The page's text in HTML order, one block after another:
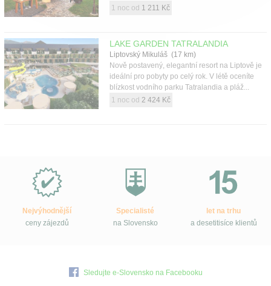
1 noc od 1 211 Kč
LAKE GARDEN TATRALANDIA
Liptovský Mikuláš (17 km)
Nově postavený, elegantní resort na Liptově je
ideální pro pobyty po celý rok. V létě oceníte
blízkost vodního parku Tatralandia a pláž...
1 noc od 2 424 Kč
Slovensko.cz?
Nejvýhodnější
ceny zájezdů
Specialisté
na Slovensko
let na trhu
a desetitisíce klientů
Sledujte e-Slovensko na Facebooku